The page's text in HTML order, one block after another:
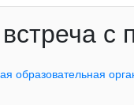
с
образовательная